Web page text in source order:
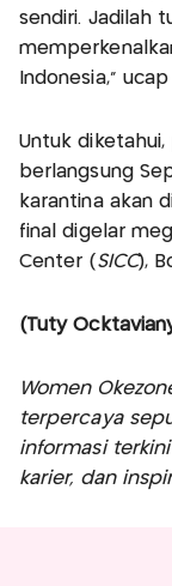
sendiri. Jadilah
Indonesia,”
Untuk diketahui,
berlangsung
karantina akan
final digelar
Center ( SICC),
(Tuty
Women
terpercaya
informasi
karier, dan